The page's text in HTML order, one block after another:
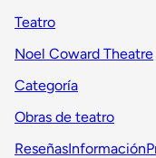
Teatro
Noel Coward Theatre
Categoría
Obras de teatro
ReseñasInformación